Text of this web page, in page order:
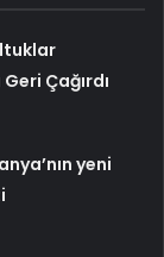
Çağırdı
yeni